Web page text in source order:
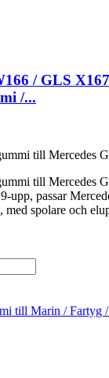
/ GLS X167
/...
till Mercedes
till Mercedes
upp, passar
med spolare och